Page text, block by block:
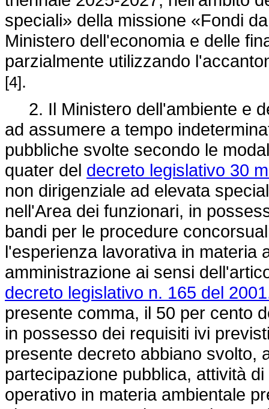
speciali» della missione «Fondi
Ministero dell'economia e delle
parzialmente utilizzando
[4].
2. Il Ministero dell'ambiente e
ad assumere a tempo
pubbliche svolte secondo le
quater del decreto legislativo 30
non dirigenziale ad elevata
nell'Area dei funzionari, in
bandi per le procedure
l'esperienza lavorativa in materia
amministrazione ai sensi
decreto legislativo n. 165 del
presente comma, il 50 per cento
in possesso dei requisiti ivi
presente decreto abbiano svolto,
partecipazione pubblica, attività
operativo in materia ambientale